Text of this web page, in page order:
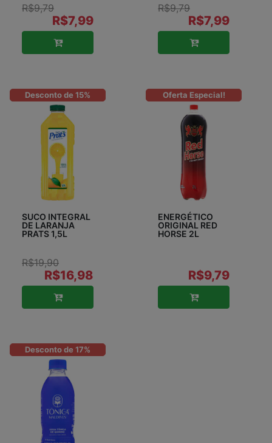
R$9,79
R$7,99
R$9,79
R$7,99
Desconto de 15%
SUCO INTEGRAL
DE LARANJA
PRATS 1,5L
R$19,90
R$16,98
Oferta Especial!
ENERGÉTICO
ORIGINAL RED
HORSE 2L
R$9,79
Desconto de 17%